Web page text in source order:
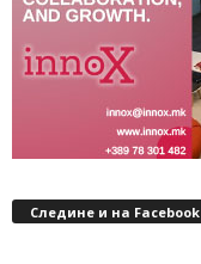
Следине и на Facebook